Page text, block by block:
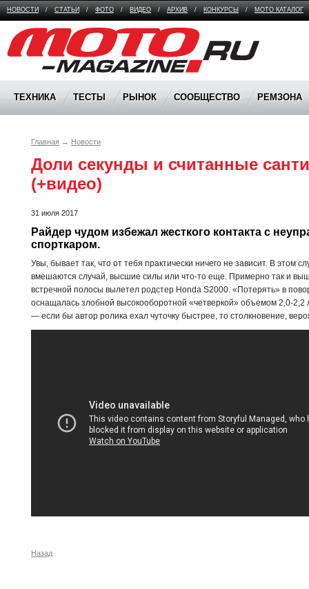
НОВОСТИ / СТАТЬИ / ФОТО / ВИДЕО / АРХИВ / КОНКУРСЫ / МОТО КАТАЛОГ
Moto Magazine
ТЕХНИКА ТЕСТЫ РЫНОК СООБЩЕСТВО РЕМЗОНА
Главная → Новости
Доли секунды и считанные
(+видео)
31 июля 2017
Райдер чудом избежал жесткого контакта с
спорткаром.
Увы, бывает так, что от тебя практически ничего не зависит. В этом
вмешаются случай, высшие силы или что-то еще. Примерно так и
встречной полосы вылетел родстер Honda S2000. «Потерять» в
оснащалась злобной высокооборотной «четверкой» объемом 2,0-2,2
— если бы автор ролика ехал чуточку быстрее, то столкновение,
Назад